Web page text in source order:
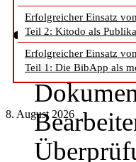
Erfolgreicher Einsatz
Teil 2: Kitodo als
Erfolgreicher Einsatz
Teil 1: Die BibApp als
8. August 2026
Backend